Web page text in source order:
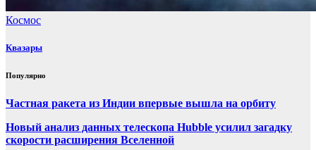
Космос
Квазары
Популярно
Частная ракета из Индии впервые вышла на орбиту
Новый анализ данных телескопа Hubble усилил загадку
скорости расширения Вселенной